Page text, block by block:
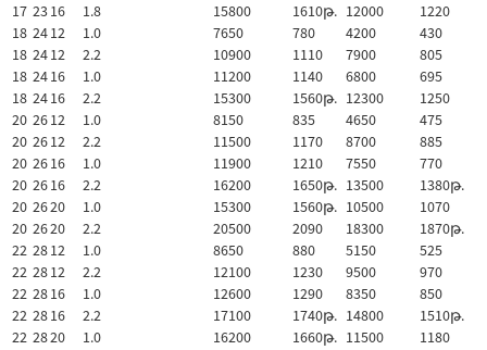
17 2316 1.8 15800 1610թ. 12000
1220
18 2412 1.0 7650 780 4200
430
18 2412 2.2 10900 1110 7900
805
18 2416 1.0 11200 1140 6800
695
18 2416 2.2 15300 1560թ. 12300
1250
20 2612 1.0 8150 835 4650
475
20 2612 2.2 11500 1170 8700
885
20 2616 1.0 11900 1210 7550
770
20 2616 2.2 16200 1650թ. 13500
1380թ.
20 2620 1.0 15300 1560թ. 10500
1070
20 2620 2.2 20500 2090 18300
1870թ.
22 2812 1.0 8650 880 5150
525
22 2812 2.2 12100 1230 9500
970
22 2816 1.0 12600 1290 8350
850
22 2816 2.2 17100 1740թ. 14800
1510թ.
22 2820 1.0 16200 1660թ. 11500
1180